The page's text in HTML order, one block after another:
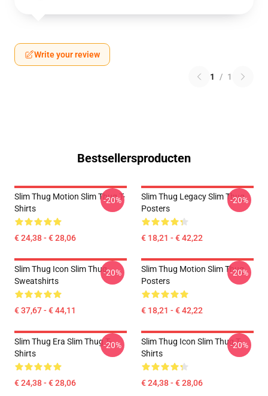
Write your review
1 / 1
Bestsellersproducten
Slim Thug Motion Slim Thug T-
Shirts
€ 24,38 - € 28,06
-20%
Slim Thug Legacy Slim Thug
Posters
€ 18,21 - € 42,22
-20%
Slim Thug Icon Slim Thug
Sweatshirts
€ 37,67 - € 44,11
-20%
Slim Thug Motion Slim Thug
Posters
€ 18,21 - € 42,22
-20%
Slim Thug Era Slim Thug T-
Shirts
€ 24,38 - € 28,06
-20%
Slim Thug Icon Slim Thug T-
Shirts
€ 24,38 - € 28,06
-20%